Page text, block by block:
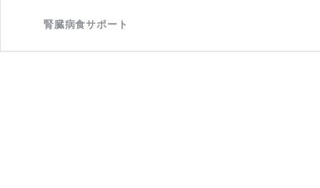
腎臓病食サポート